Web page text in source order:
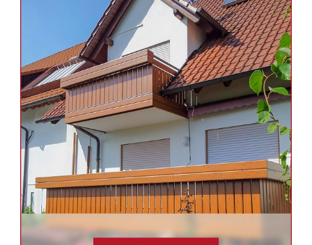
Siehe auch
Balkonsanierung
Unterreichenbach -
Schmid &
Jakobs: ✓Edelstahl
Terrassendach, Aluminium
Geländerbau, Balkongeländer,
Sichtschutz